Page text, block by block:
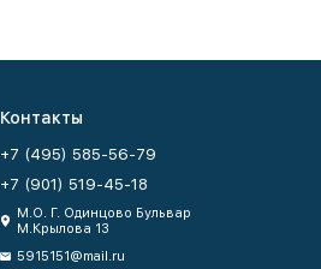
Контакты
+7 (495) 585-56-79
+7 (901) 519-45-18
М.О. Г. Одинцово Бульвар
М.Крылова 13
5915151@mail.ru